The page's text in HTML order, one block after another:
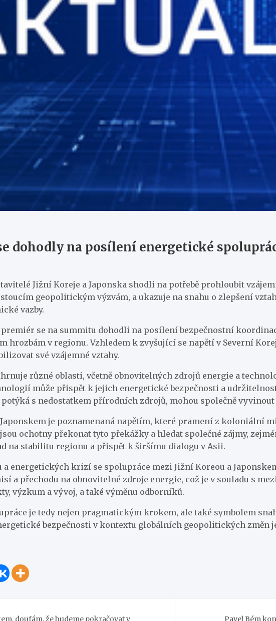
dohodly na posílení energetické
Jižní Koreje a Japonska shodli na potřebě prohloubit
geopolitickým výzvám, a ukazuje na snahu o zlepšení
vazby.
se na summitu dohodli na posílení bezpečnostní
hrozbám v regionu. Vzhledem k zvyšující se napětí v Severní
své vzájemné vztahy.
různé oblasti, včetně obnovitelných zdrojů energie a
může přispět k jejich energetické bezpečnosti a
s nedostatkem přírodních zdrojů, mohou společně
je poznamenaná napětím, které pramení z koloniální
ochotny překonat tyto překážky a hledat společné zájmy,
na stabilitu regionu a přispět k širšímu dialogu v Asii.
energetických krizí se spolupráce mezi Jižní Koreou a
a přechodu na obnovitelné zdroje energie, což je v souladu s
výzkum a vývoj, a také výměnu odborníků.
je tedy nejen pragmatickým krokem, ale také symbolem
bezpečnosti v kontextu globálních geopolitických změn
doufám, že budeme pokračovat v
Pavel Bém